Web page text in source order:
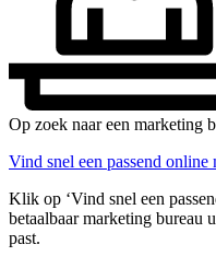
Op zoek naar een marketing
Vind snel een passend online
Klik op ‘Vind snel een
betaalbaar marketing bureau
past.